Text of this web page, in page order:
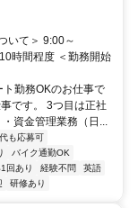
いて＞ 9:00～
時間程度 ＜勤務開始
勤務OKのお仕事で
です。 3つ目は正社
資金管理業務（日...
も応募可
バイク通勤OK
回あり 経験不問
英語
研修あり